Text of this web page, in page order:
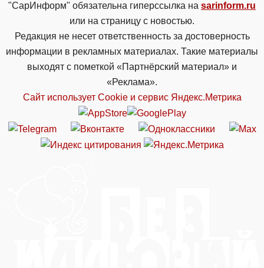
"СарИнформ" обязательна гиперссылка на sarinform.ru
или на страницу с новостью.
Редакция не несет ответственность за достоверность
информации в рекламных материалах. Такие материалы
выходят с пометкой «Партнёрский материал» и
«Реклама».
Сайт использует Cookie и сервиc Яндекс.Метрика